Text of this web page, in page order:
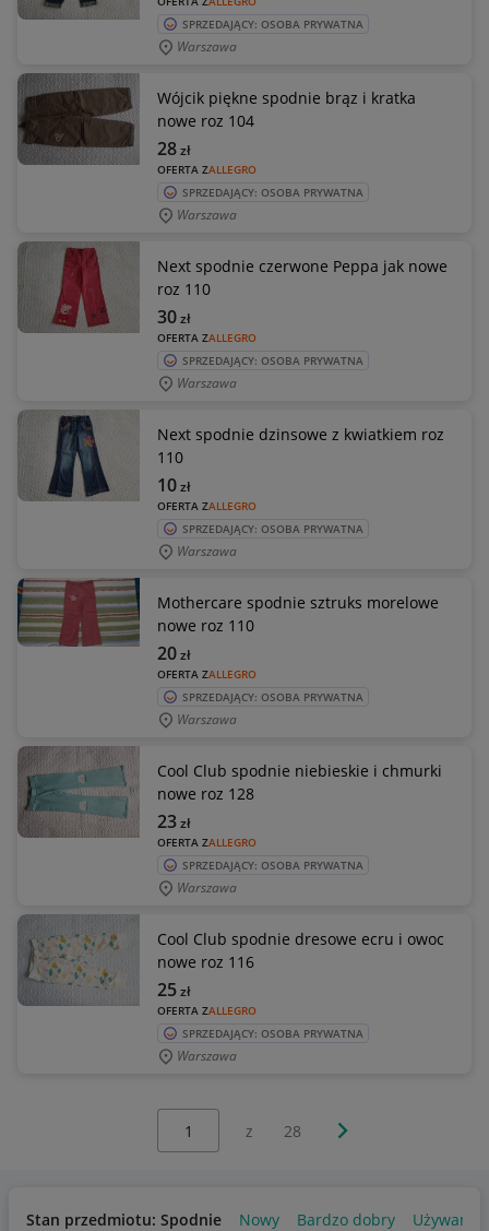
SPRZEDAJĄCY: OSOBA PRYWATNA
Warszawa
Wójcik piękne spodnie brąz i kratka
nowe roz 104
OFERTA ZALLEGRO
28zł
SPRZEDAJĄCY: OSOBA PRYWATNA
Warszawa
Next spodnie czerwone Peppa jak nowe
roz 110
OFERTA ZALLEGRO
30zł
SPRZEDAJĄCY: OSOBA PRYWATNA
Warszawa
Next spodnie dzinsowe z kwiatkiem roz
110
OFERTA ZALLEGRO
10zł
SPRZEDAJĄCY: OSOBA PRYWATNA
Warszawa
Mothercare spodnie sztruks morelowe
nowe roz 110
OFERTA ZALLEGRO
20zł
SPRZEDAJĄCY: OSOBA PRYWATNA
Warszawa
Cool Club spodnie niebieskie i chmurki
nowe roz 128
OFERTA ZALLEGRO
23zł
SPRZEDAJĄCY: OSOBA PRYWATNA
Warszawa
Cool Club spodnie dresowe ecru i owoc
nowe roz 116
OFERTA ZALLEGRO
25zł
SPRZEDAJĄCY: OSOBA PRYWATNA
Warszawa
z 28 Następna strona
Stan przedmiotu: Spodnie Nowy Bardzo dobry Używany